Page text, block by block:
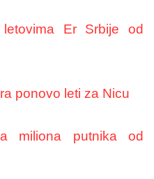
Er Srbije od
ponovo leti za Nicu
miliona putnika od